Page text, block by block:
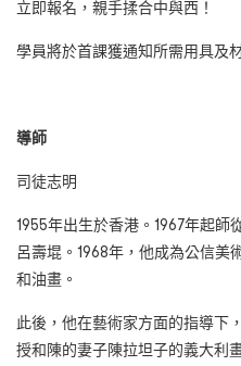
立即報名，親手揉合中與西！
學員將於首課獲通知所需用具
導師
司徒志明
1955年出生於香港。1967年起
呂壽堒。1968年，他成為公信美
和油畫。
此後，他在藝術家方面的指導下
授和陳的妻子陳拉坦子的義大利